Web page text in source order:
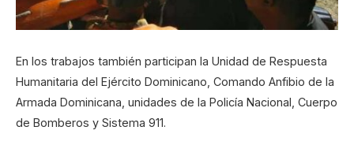
En los trabajos también participan la Unidad de Respuesta
Humanitaria del Ejército Dominicano, Comando Anfibio de la
Armada Dominicana, unidades de la Policía Nacional, Cuerpo
de Bomberos y Sistema 911.